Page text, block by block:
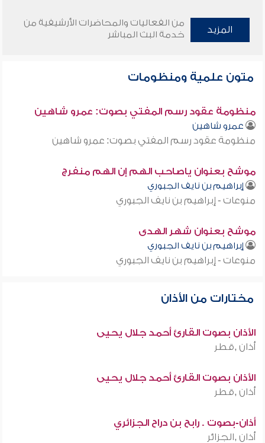
المزيد
من الفعاليات والمحاضرات الأرشيفية من
خدمة البث المباشر
متون علمية ومنظومات
منظومة عقود رسم المفتي بصوت: عمرو شاهين
عمرو شاهين
منظومة عقود رسم المفتي بصوت: عمرو شاهين
موشح بعنوان ياصاحب الهم إن الهم منفرج
إبراهيم بن نايف الجبوري
منوعات - إبراهيم بن نايف الجبوري
موشح بعنوان شهر الهدى
إبراهيم بن نايف الجبوري
منوعات - إبراهيم بن نايف الجبوري
مختارات من الأذان
الأذان بصوت القارئ أحمد جلال يحيى
أذان ,قطر
الأذان بصوت القارئ أحمد جلال يحيى
أذان ,قطر
أذان-بصوت . رابح بن دراح الجزائري
أذان ,الجزائر